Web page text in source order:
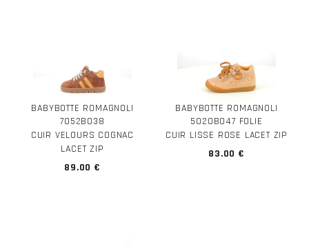
BABYBOTTE ROMAGNOLI
7052B038
CUIR VELOURS COGNAC
LACET ZIP
89.00 €
BABYBOTTE ROMAGNOLI
5020B047 FOLIE
CUIR LISSE ROSE LACET ZIP
83.00 €